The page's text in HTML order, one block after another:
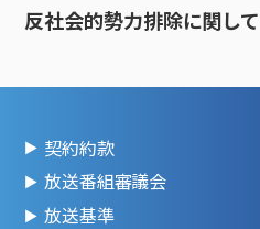
情報セキュリティ・個人情
個人情報保護に
反社会的勢力排除に関して
契約約款
放送番組審議会
放送基準